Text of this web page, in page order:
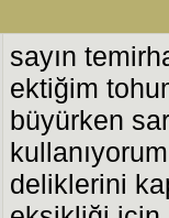
sayın
ektiğim
büyürken
deliklerini